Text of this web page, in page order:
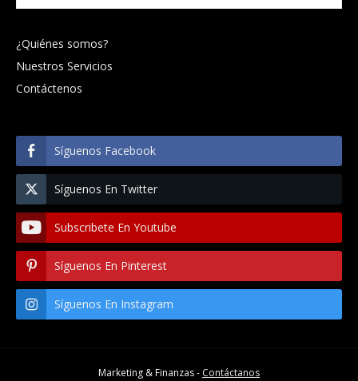
¿Quiénes somos?
Nuestros Servicios
Contáctenos
Síguenos Facebook
Síguenos En Twitter
Subscribete En Youtube
Síguenos En Pinterest
Síguenos En Instagram
Marketing & Finanzas - Contáctanos